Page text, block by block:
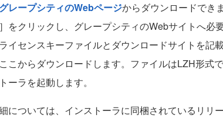
グレープシティのWebページからダウンロードでき
をクリックし、グレープシティのWebサイトへ必
イセンスキーファイルとダウンロードサイトを記
こからダウンロードします。ファイルはLZH形式
ーラを起動します。
については、インストーラに同梱されているリリ